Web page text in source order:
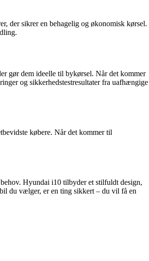
der sikrer en behagelig og økonomisk kørsel.
gør dem ideelle til bykørsel. Når det kommer
og sikkerhedstestresultater fra uafhængige
købere. Når det kommer til
Hyundai i10 tilbyder et stilfuldt design,
du vælger, er en ting sikkert – du vil få en